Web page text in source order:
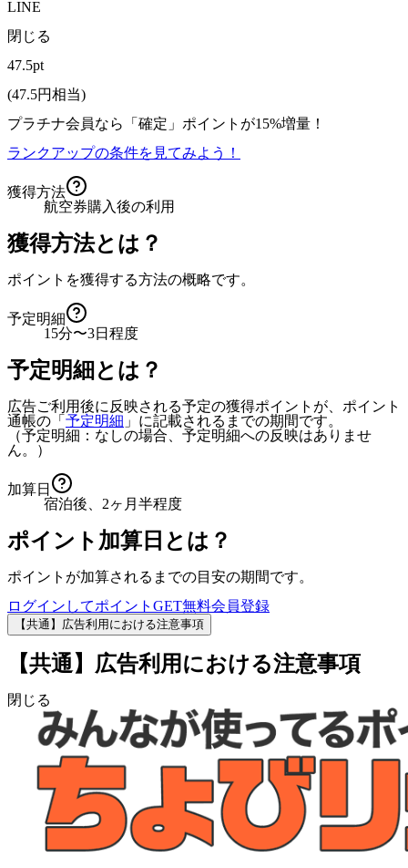
LINE
閉じる
47.5pt
(47.5円相当)
プラチナ会員なら
「確定」 ポイントが15%増量！
ランクアップの条件を見てみよう！
獲得方法
航空券購入後の利用
獲得方法とは？
ポイントを獲得する方法の概略です。
予定明細
15分〜3日程度
予定明細とは？
広告ご利用後に反映される予定の獲得ポイントが、ポイント
通帳の「 予定明細 」に記載されるまでの期間です。
（予定明細：なしの場合、予定明細への反映はありませ
ん。）
加算日
宿泊後、2ヶ月半程度
ポイント加算日とは？
ポイントが加算されるまでの目安の期間です。
ログインしてポイントGET無料会員登録
【共通】広告利用における注意事項
【共通】広告利用における注意事項
閉じる